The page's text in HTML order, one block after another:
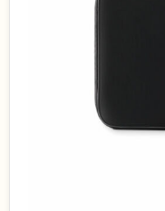
Bestsellers